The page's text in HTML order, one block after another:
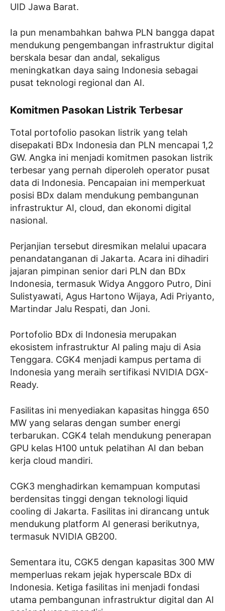
UID Jawa Barat.
Ia pun menambahkan bahwa PLN bangga dapat
mendukung pengembangan infrastruktur digital
berskala besar dan andal, sekaligus
meningkatkan daya saing Indonesia sebagai
pusat teknologi regional dan AI.
Komitmen Pasokan Listrik Terbesar
Total portofolio pasokan listrik yang telah
disepakati BDx Indonesia dan PLN mencapai 1,2
GW. Angka ini menjadi komitmen pasokan listrik
terbesar yang pernah diperoleh operator pusat
data di Indonesia. Pencapaian ini memperkuat
posisi BDx dalam mendukung pembangunan
infrastruktur AI, cloud, dan ekonomi digital
nasional.
Perjanjian tersebut diresmikan melalui upacara
penandatanganan di Jakarta. Acara ini dihadiri
jajaran pimpinan senior dari PLN dan BDx
Indonesia, termasuk Widya Anggoro Putro, Dini
Sulistyawati, Agus Hartono Wijaya, Adi Priyanto,
Martindar Jalu Respati, dan Joni.
Portofolio BDx di Indonesia merupakan
ekosistem infrastruktur AI paling maju di Asia
Tenggara. CGK4 menjadi kampus pertama di
Indonesia yang meraih sertifikasi NVIDIA DGX-
Ready.
Fasilitas ini menyediakan kapasitas hingga 650
MW yang selaras dengan sumber energi
terbarukan. CGK4 telah mendukung penerapan
GPU kelas H100 untuk pelatihan AI dan beban
kerja cloud mandiri.
CGK3 menghadirkan kemampuan komputasi
berdensitas tinggi dengan teknologi liquid
cooling di Jakarta. Fasilitas ini dirancang untuk
mendukung platform AI generasi berikutnya,
termasuk NVIDIA GB200.
Sementara itu, CGK5 dengan kapasitas 300 MW
memperluas rekam jejak hyperscale BDx di
Indonesia. Ketiga fasilitas ini menjadi fondasi
utama pembangunan infrastruktur digital dan AI